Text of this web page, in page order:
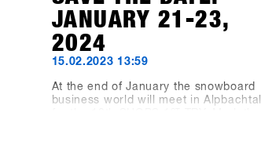
JANUARY 21-23,
2024
15.02.2023 13:59
At the end of January the snowboard
business world will meet in Alpbachtal